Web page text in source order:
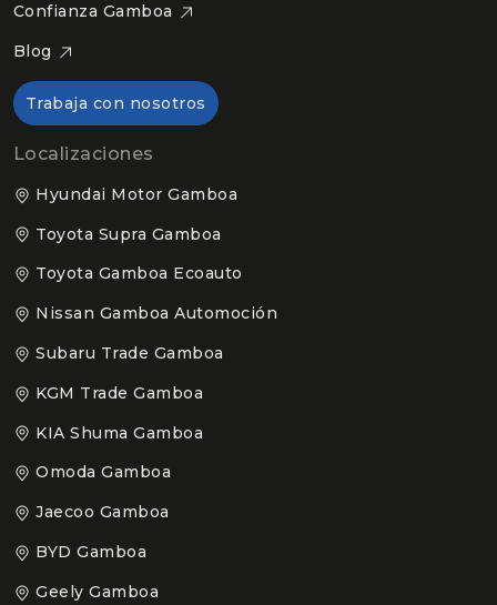
Confianza Gamboa
Blog
Trabaja con nosotros
Localizaciones
Hyundai Motor Gamboa
Toyota Supra Gamboa
Toyota Gamboa Ecoauto
Nissan Gamboa Automoción
Subaru Trade Gamboa
KGM Trade Gamboa
KIA Shuma Gamboa
Omoda Gamboa
Jaecoo Gamboa
BYD Gamboa
Geely Gamboa